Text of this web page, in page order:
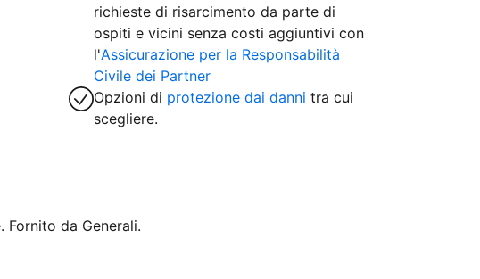
richieste di risarcimento da parte di
ospiti e vicini senza costi aggiuntivi con
l'Assicurazione per la Responsabilità
Civile dei Partner
Opzioni di protezione dai danni tra cui
scegliere.
Fornito da Generali.